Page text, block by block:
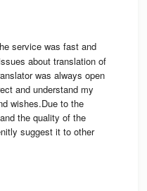
service was fast and
about translation of
was always open
and understand my
wishes.Due to the
the quality of the
suggest it to other